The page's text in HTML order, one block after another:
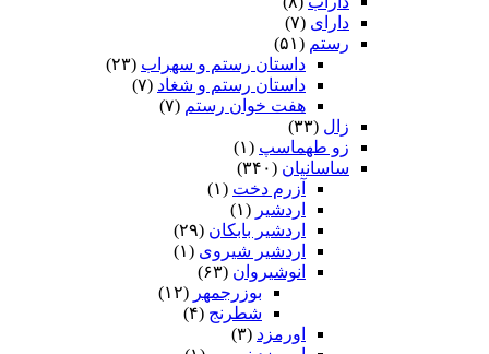
دارای (۷)
رستم (۵۱)
داستان رستم و سهراب (۲۳)
داستان رستم و شغاد (۷)
هفت خوان رستم‏ (۷)
زال (۳۳)
زو طهماسپ‏ (۱)
ساسانیان (۳۴۰)
آزرم دخت (۱)
اردشیر (۱)
اردشیر بابکان (۲۹)
اردشیر شیروی (۱)
انوشیروان (۶۳)
بوزرجمهر (۱۲)
شطرنج (۴)
اورمزد (۳)